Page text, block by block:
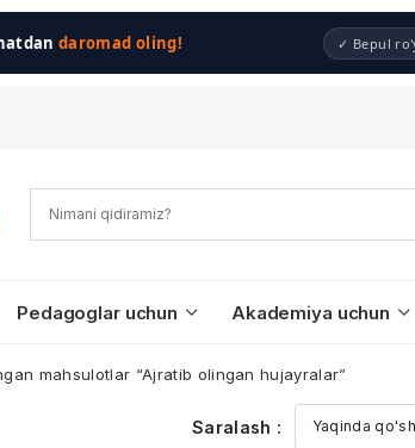
daromad oling! ✓ Bepul
Pedagoglar uchun Akademiya uchun
mahsulotlar “Ajratib olingan hujayralar”
Saralash :